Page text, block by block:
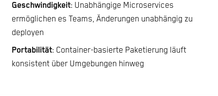
Geschwindigkeit: Unabhängige Microservices
ermöglichen es Teams, Änderungen unabhängig zu
deployen
Portabilität: Container-basierte Paketierung läuft
konsistent über Umgebungen hinweg